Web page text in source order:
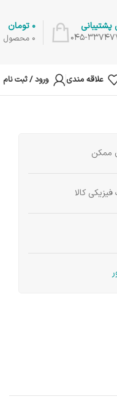
پشتیبانی
045-
0 محصول
0 تومان
علاقه مندی ورود / ثبت نام
ممکن
کالا